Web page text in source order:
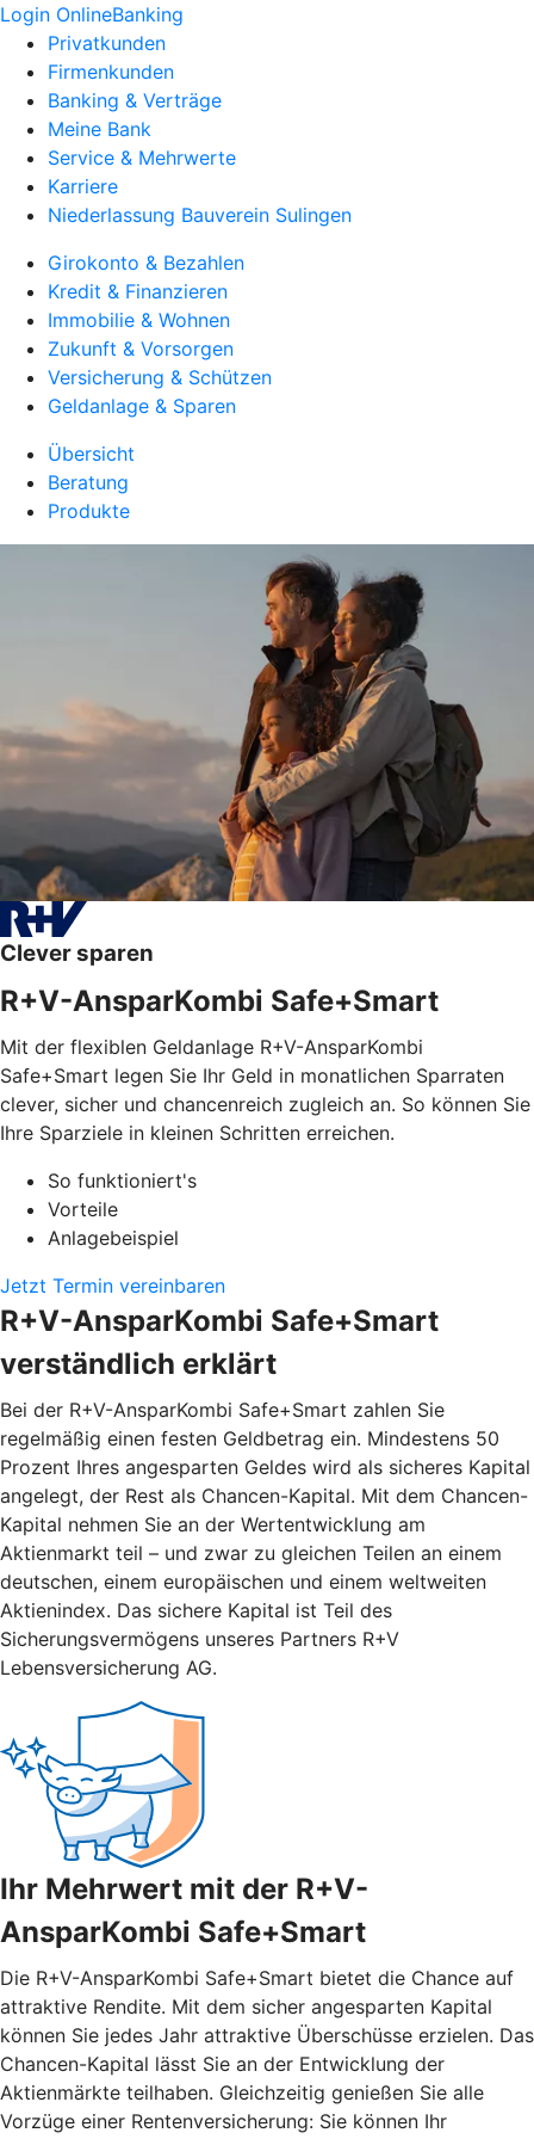
Login OnlineBanking
Privatkunden
Firmenkunden
Banking & Verträge
Meine Bank
Service & Mehrwerte
Karriere
Niederlassung Bauverein Sulingen
Girokonto & Bezahlen
Kredit & Finanzieren
Immobilie & Wohnen
Zukunft & Vorsorgen
Versicherung & Schützen
Geldanlage & Sparen
Übersicht
Beratung
Produkte
Clever sparen
R+V-AnsparKombi Safe+Smart
Mit der flexiblen Geldanlage R+V-AnsparKombi
Safe+Smart legen Sie Ihr Geld in monatlichen Sparraten
clever, sicher und chancenreich zugleich an. So können Sie
Ihre Sparziele in kleinen Schritten erreichen.
So funktioniert's
Vorteile
Anlagebeispiel
Jetzt Termin vereinbaren
R+V-AnsparKombi Safe+Smart
verständlich erklärt
Bei der R+V-AnsparKombi Safe+Smart zahlen Sie
regelmäßig einen festen Geldbetrag ein. Mindestens 50
Prozent Ihres angesparten Geldes wird als sicheres Kapital
angelegt, der Rest als Chancen-Kapital. Mit dem Chancen-
Kapital nehmen Sie an der Wertentwicklung am
Aktienmarkt teil – und zwar zu gleichen Teilen an einem
deutschen, einem europäischen und einem weltweiten
Aktienindex. Das sichere Kapital ist Teil des
Sicherungsvermögens unseres Partners R+V
Lebensversicherung AG.
Ihr Mehrwert mit der R+V-
AnsparKombi Safe+Smart
Die R+V-AnsparKombi Safe+Smart bietet die Chance auf
attraktive Rendite. Mit dem sicher angesparten Kapital
können Sie jedes Jahr attraktive Überschüsse erzielen. Das
Chancen-Kapital lässt Sie an der Entwicklung der
Aktienmärkte teilhaben. Gleichzeitig genießen Sie alle
Vorzüge einer Rentenversicherung: Sie können Ihr